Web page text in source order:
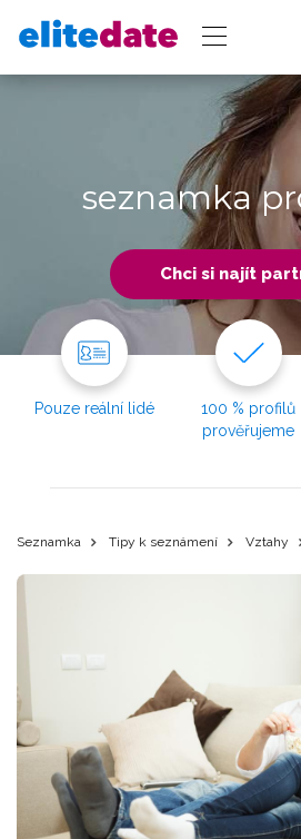
seznamka
Chci si najít
Pouze reální lidé
100 % profilů
prověřujeme
Seznamka Tipy k seznámení Vztahy